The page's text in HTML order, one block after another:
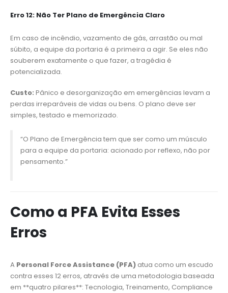
Erro 12: Não Ter Plano de Emergência Claro
Em caso de incêndio, vazamento de gás, arrastão ou mal
súbito, a equipe da portaria é a primeira a agir. Se eles não
souberem exatamente o que fazer, a tragédia é
potencializada.
Custo: Pânico e desorganização em emergências levam a
perdas irreparáveis de vidas ou bens. O plano deve ser
simples, testado e memorizado.
“O Plano de Emergência tem que ser como um músculo
para a equipe da portaria: acionado por reflexo, não por
pensamento.”
Como a PFA Evita Esses
Erros
A Personal Force Assistance (PFA) atua como um escudo
contra esses 12 erros, através de uma metodologia baseada
em **quatro pilares**: Tecnologia, Treinamento, Compliance